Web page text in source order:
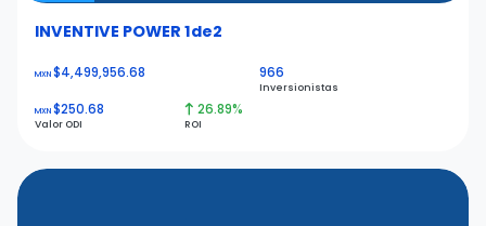
INVENTIVE POWER 1de2
MXN$4,499,956.68 966
Inversionistas
MXN$250.68
Valor ODI
26.89%
ROI